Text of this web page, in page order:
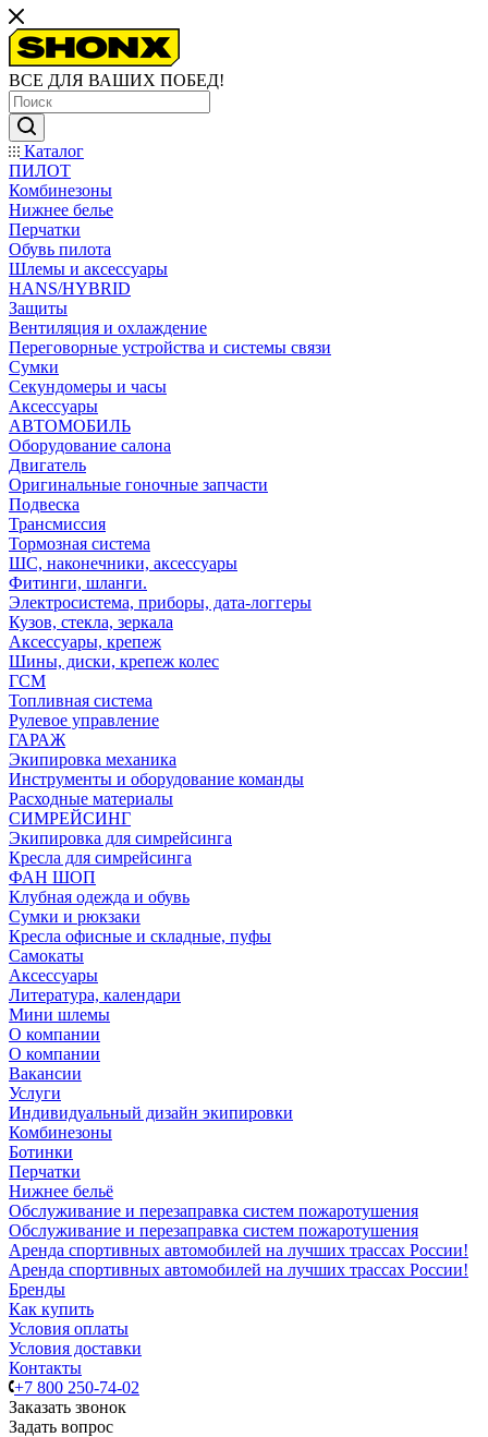
ВСЕ ДЛЯ ВАШИХ ПОБЕД!
Каталог
ПИЛОТ
Комбинезоны
Нижнее белье
Перчатки
Обувь пилота
Шлемы и аксессуары
HANS/HYBRID
Защиты
Вентиляция и охлаждение
Переговорные устройства и системы связи
Сумки
Секундомеры и часы
Аксессуары
АВТОМОБИЛЬ
Оборудование салона
Двигатель
Оригинальные гоночные запчасти
Подвеска
Трансмиссия
Тормозная система
ШС, наконечники, аксессуары
Фитинги, шланги.
Электросистема, приборы, дата-логгеры
Кузов, стекла, зеркала
Аксессуары, крепеж
Шины, диски, крепеж колес
ГСМ
Топливная система
Рулевое управление
ГАРАЖ
Экипировка механика
Инструменты и оборудование команды
Расходные материалы
СИМРЕЙСИНГ
Экипировка для симрейсинга
Кресла для симрейсинга
ФАН ШОП
Клубная одежда и обувь
Сумки и рюкзаки
Кресла офисные и складные, пуфы
Самокаты
Аксессуары
Литература, календари
Мини шлемы
О компании
О компании
Вакансии
Услуги
Индивидуальный дизайн экипировки
Комбинезоны
Ботинки
Перчатки
Нижнее бельё
Обслуживание и перезаправка систем пожаротушения
Обслуживание и перезаправка систем пожаротушения
Аренда спортивных автомобилей на лучших трассах России!
Аренда спортивных автомобилей на лучших трассах России!
Бренды
Как купить
Условия оплаты
Условия доставки
Контакты
+7 800 250-74-02
Заказать звонок
Задать вопрос